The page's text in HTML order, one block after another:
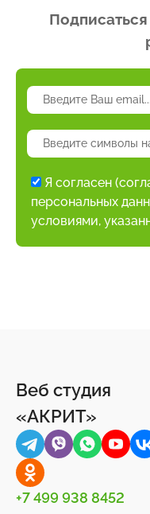
Я согласен
персональных
условиями,
Веб студия
«АКРИТ»
+7 499 938 8452